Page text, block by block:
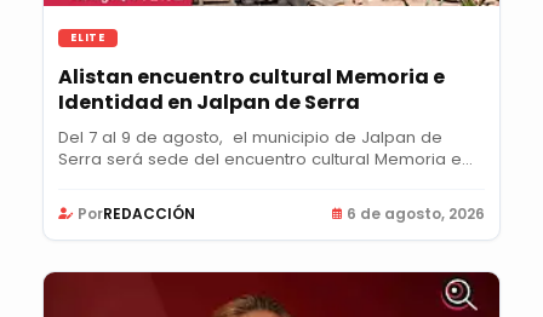
ELITE
Alistan encuentro cultural Memoria e
Identidad en Jalpan de Serra
Del 7 al 9 de agosto, el municipio de Jalpan de
Serra será sede del encuentro cultural Memoria e...
PorREDACCIÓN 6 de agosto, 2026